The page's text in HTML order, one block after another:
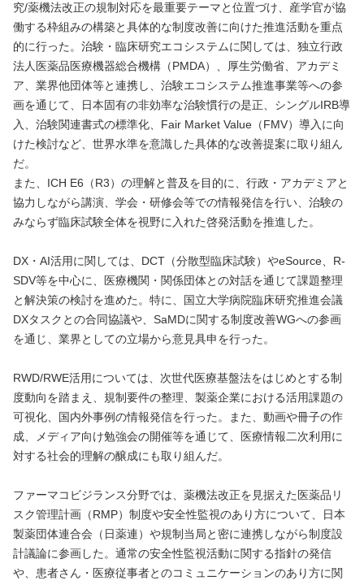
究/薬機法改正の規制対応を最重要テーマと位置づけ、産学官が協
働する枠組みの構築と具体的な制度改善に向けた推進活動を重点
的に行った。治験・臨床研究エコシステムに関しては、独立行政
法人医薬品医療機器総合機構（PMDA）、厚生労働省、アカデミ
ア、業界他団体等と連携し、治験エコシステム推進事業等への参
画を通じて、日本固有の非効率な治験慣行の是正、シングルIRB導
入、治験関連書式の標準化、Fair Market Value（FMV）導入に向
けた検討など、世界水準を意識した具体的な改善提案に取り組ん
だ。
また、ICH E6（R3）の理解と普及を目的に、行政・アカデミアと
協力しながら講演、学会・研修会等での情報発信を行い、治験の
みならず臨床試験全体を視野に入れた啓発活動を推進した。
DX・AI活用に関しては、DCT（分散型臨床試験）やeSource、R-
SDV等を中心に、医療機関・関係団体との対話を通じて課題整理
と解決策の検討を進めた。特に、国立大学病院臨床研究推進会議
DXタスクとの合同協議や、SaMDに関する制度改善WGへの参画
を通じ、業界としての立場から意見具申を行った。
RWD/RWE活用については、次世代医療基盤法をはじめとする制
度動向を踏まえ、規制要件の整理、製薬企業における活用課題の
可視化、国内外事例の情報発信を行った。また、動画や冊子の作
成、メディア向け勉強会の開催等を通じて、医療情報二次利用に
対する社会的理解の醸成にも取り組んだ。
ファーマコビジランス分野では、薬機法改正を見据えた医薬品リ
スク管理計画（RMP）制度や安全性監視のあり方について、日本
製薬団体連合会（日薬連）や規制当局と密に連携しながら制度設
計議論に参画した。通常の安全性監視活動に関する指針の発信
や、患者さん・医療従事者とのコミュニケーションのあり方に関